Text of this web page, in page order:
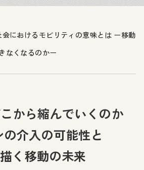
会におけるモビリティの意味とは ー移動
なくなるのかー
から縮んでいくのか
介入の可能性と
く移動の未来